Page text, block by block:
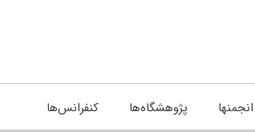
انجمنها پژوهشگاه‌ها کنفرانس‌ها